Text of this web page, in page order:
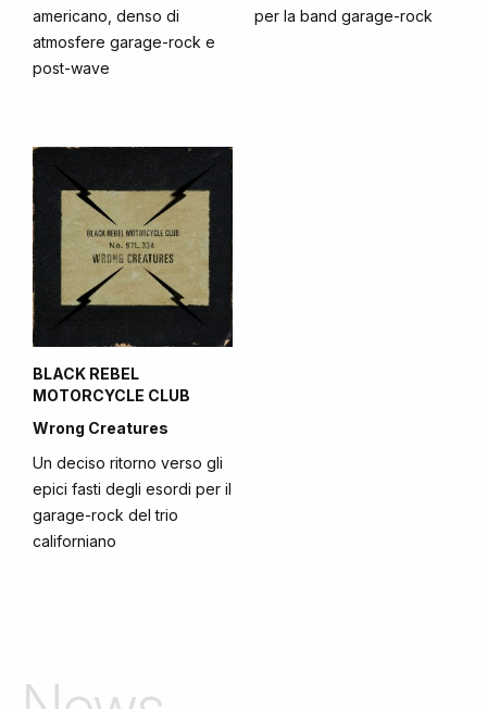
americano, denso di
atmosfere garage-rock e
post-wave
per la band garage-rock
BLACK REBEL
MOTORCYCLE CLUB
Wrong Creatures
Un deciso ritorno verso gli
epici fasti degli esordi per il
garage-rock del trio
californiano